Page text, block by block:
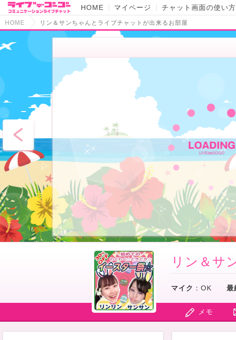
HOME マイページ チャット画面の使い方
HOME リン＆サンちゃんとライブチャットが出来るお部屋
リン＆サ
マイク ： OK 最
メモ